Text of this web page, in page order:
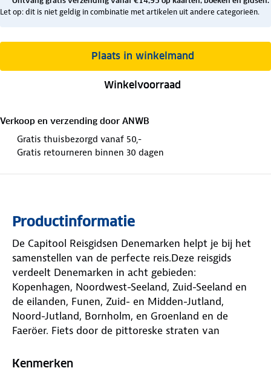
Let op: dit is niet geldig in combinatie met artikelen uit andere categorieën.
Plaats in winkelmand
Winkelvoorraad
Verkoop en verzending door ANWB
Gratis thuisbezorgd vanaf 50,-
Gratis retourneren binnen 30 dagen
Productinformatie
De Capitool Reisgidsen Denemarken helpt je bij het
samenstellen van de perfecte reis.Deze reisgids
verdeelt Denemarken in acht gebieden:
Kopenhagen, Noordwest-Seeland, Zuid-Seeland en
de eilanden, Funen, Zuid- en Midden-Jutland,
Noord-Jutland, Bornholm, en Groenland en de
Faeröer. Fiets door de pittoreske straten van
drink een speciaalbiertje in Aarhus of treed in de
Kenmerken